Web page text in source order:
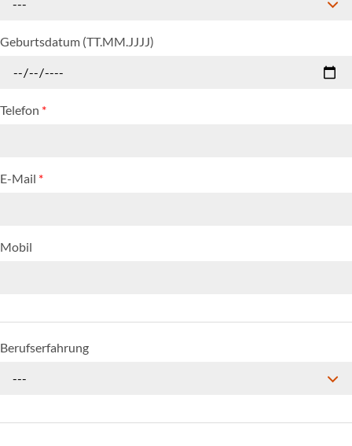
---
Geburtsdatum (TT.MM.JJJJ)
Telefon *
E-Mail *
Mobil
Berufserfahrung
---